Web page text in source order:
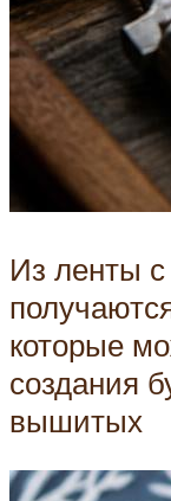
Из ленты с
которые
создания
вышитых